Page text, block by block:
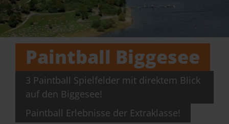
Paintball Biggesee
3 Paintball Spielfelder mit direktem Blick
auf den Biggesee!
Paintball Erlebnisse der Extraklasse!